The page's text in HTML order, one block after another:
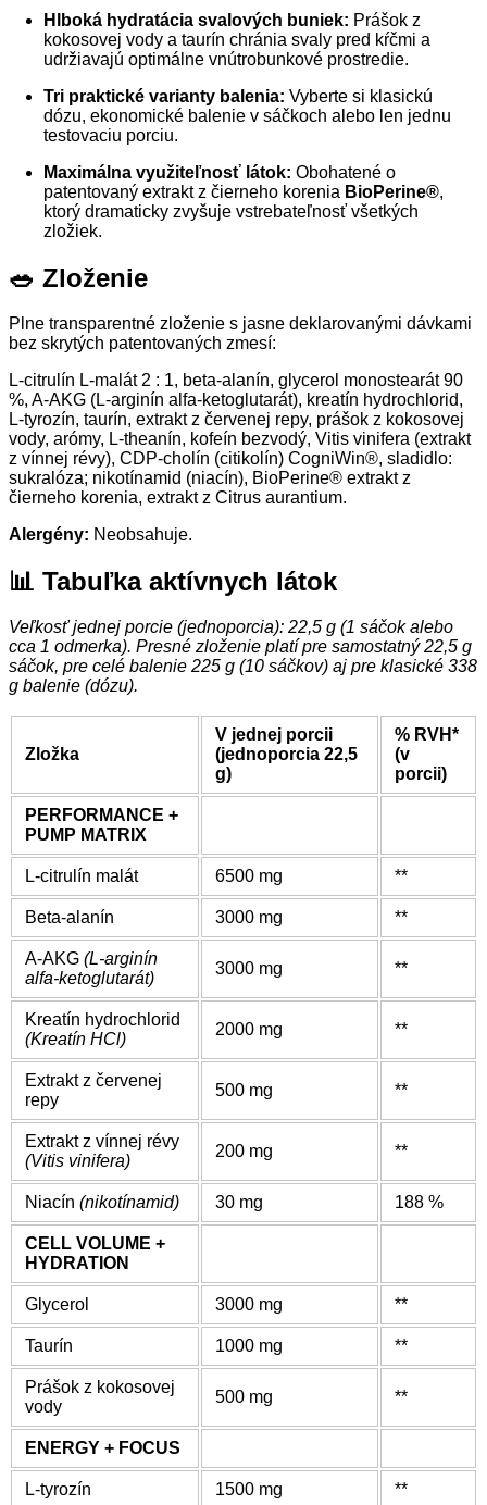
Hlboká hydratácia svalových buniek: Prášok z
kokosovej vody a taurín chránia svaly pred kŕčmi a
udržiavajú optimálne vnútrobunkové prostredie.
Tri praktické varianty balenia: Vyberte si klasickú
dózu, ekonomické balenie v sáčkoch alebo len jednu
testovaciu porciu.
Maximálna využiteľnosť látok: Obohatené o
patentovaný extrakt z čierneho korenia BioPerine®,
ktorý dramaticky zvyšuje vstrebateľnosť všetkých
zložiek.
🥗 Zloženie
Plne transparentné zloženie s jasne deklarovanými dávkami
bez skrytých patentovaných zmesí:
L-citrulín L-malát 2 : 1, beta-alanín, glycerol monostearát 90
%, A-AKG (L-arginín alfa-ketoglutarát), kreatín hydrochlorid,
L-tyrozín, taurín, extrakt z červenej repy, prášok z kokosovej
vody, arómy, L-theanín, kofeín bezvodý, Vitis vinifera (extrakt
z vínnej révy), CDP-cholín (citikolín) CogniWin®, sladidlo:
sukralóza; nikotínamid (niacín), BioPerine® extrakt z
čierneho korenia, extrakt z Citrus aurantium.
Alergény: Neobsahuje.
📊 Tabuľka aktívnych látok
Veľkosť jednej porcie (jednoporcia): 22,5 g (1 sáčok alebo
cca 1 odmerka). Presné zloženie platí pre samostatný 22,5 g
sáčok, pre celé balenie 225 g (10 sáčkov) aj pre klasické 338
g balenie (dózu).
Zložka
V jednej porcii
(jednoporcia 22,5
g)
% RVH*
(v
porcii)
PERFORMANCE +
PUMP MATRIX
L-citrulín malát 6500 mg **
Beta-alanín 3000 mg **
A-AKG (L-arginín
alfa-ketoglutarát)
3000 mg **
Kreatín hydrochlorid
(Kreatín HCl)
2000 mg **
Extrakt z červenej
repy
500 mg **
Extrakt z vínnej révy
(Vitis vinifera)
200 mg **
Niacín (nikotínamid) 30 mg 188 %
CELL VOLUME +
HYDRATION
Glycerol 3000 mg **
Taurín 1000 mg **
Prášok z kokosovej
vody
500 mg **
ENERGY + FOCUS
L-tyrozín 1500 mg **